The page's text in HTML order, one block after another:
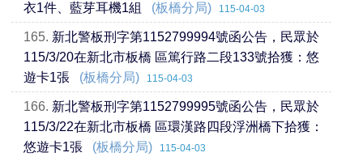
衣1件、藍芽耳機1組
(板橋分局) 115-04-03
165. 新北警板刑字第1152799994號函公告，民眾於
115/3/20在新北市板橋 區篤行路二段133號拾獲：悠
遊卡1張
(板橋分局) 115-04-03
166. 新北警板刑字第1152799995號函公告，民眾於
115/3/22在新北市板橋 區環漢路四段浮洲橋下拾獲：
悠遊卡1張
(板橋分局) 115-04-03